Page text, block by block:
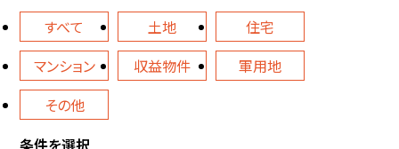
すべて
土地
住宅
マンション
収益物件
軍用地
その他
条件を選択